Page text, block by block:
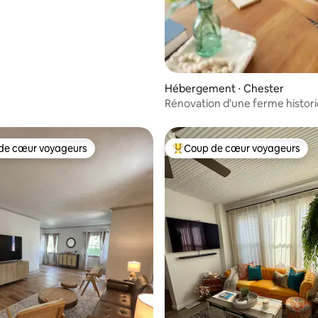
Hébergement ⋅ Chester
Rénovation d'une ferme
sur la base de 48 commentaires : 5 sur 5
cœur voyageurs les plus appréciés
cœur voyageurs Coups de cœur voyageurs les
Coup de cœur voyageurs